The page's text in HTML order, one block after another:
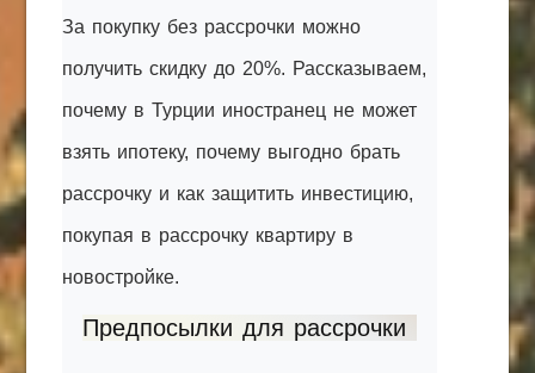
За покупку без рассрочки можно
получить скидку до 20%. Рассказываем,
почему в Турции иностранец не может
взять ипотеку, почему выгодно брать
рассрочку и как защитить инвестицию,
покупая в рассрочку квартиру в
новостройке.
Предпосылки для рассрочки